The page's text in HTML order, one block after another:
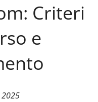
Criteri
e